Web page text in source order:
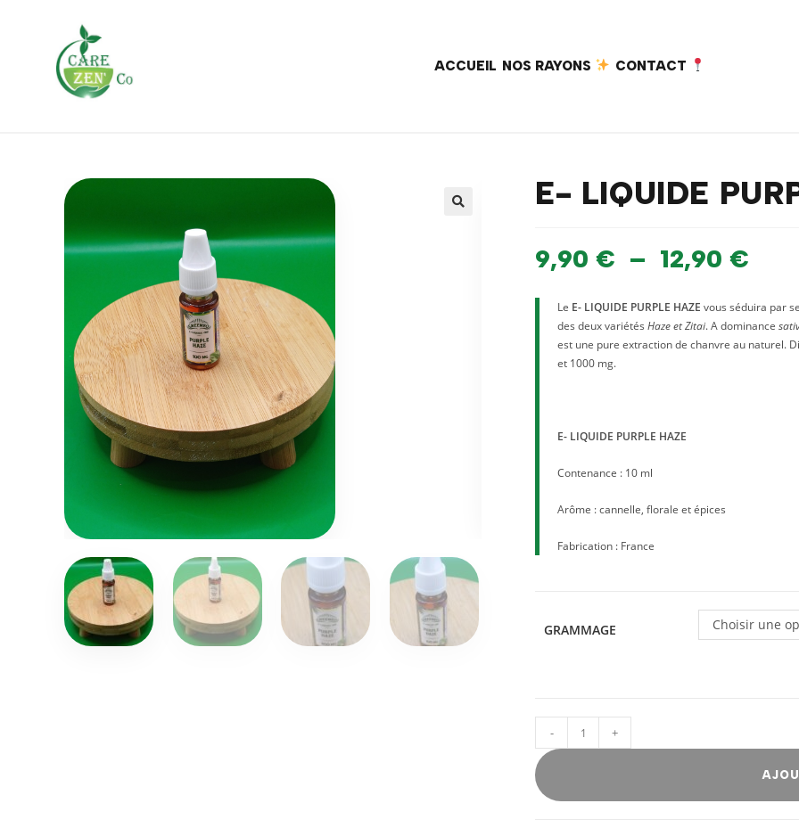
ACCUEIL NOS RAYONS CONTACT
E- LIQUIDE
9,90 € – 12,90 €
Le E- LIQUIDE PURPLE HAZE vous séduira par
des deux variétés Haze et Zitai. A dominance
est une pure extraction de chanvre au naturel.
et 1000 mg.
E- LIQUIDE PURPLE HAZE
Contenance : 10 ml
Arôme : cannelle, florale et épices
Fabrication : France
GRAMMAGE Choisir une
- +